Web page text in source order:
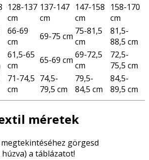
128-137
cm
137-147
cm
147-158
cm
158-170
cm
66-69
cm
69-75 cm 75-81,5
cm
81,5-
88,5 cm
61,5-65
cm
65-69 cm 69-72,5
cm
72,5-
75,5 cm
71-74,5
cm
74,5-
79,5 cm
79,5-
84,5 cm
84,5-
89,5 cm
méretek
görgesd
a táblázatot!